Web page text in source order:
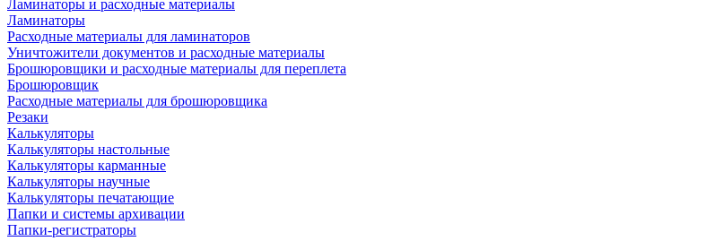
Ламинаторы и расходные материалы
Ламинаторы
Расходные материалы для ламинаторов
Уничтожители документов и расходные материалы
Брошюровщики и расходные материалы для переплета
Брошюровщик
Расходные материалы для брошюровщика
Резаки
Калькуляторы
Калькуляторы настольные
Калькуляторы карманные
Калькуляторы научные
Калькуляторы печатающие
Папки и системы архивации
Папки-регистраторы